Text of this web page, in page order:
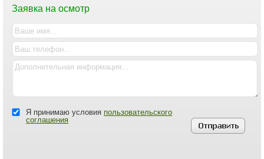
Заявка на осмотр
Я принимаю условия пользовательского
соглашения